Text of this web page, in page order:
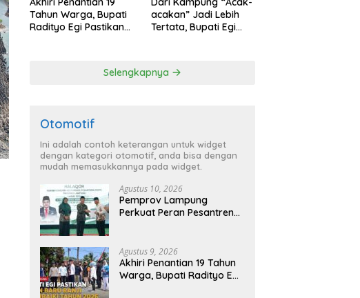
Tahun Warga, Bupati
Radityo Egi Pastikan
acakan” Jadi Lebih
Tertata, Bupati Egi
Selengkapnya
Otomotif
Ini adalah contoh keterangan untuk widget
dengan kategori otomotif, anda bisa dengan
mudah memasukkannya pada widget.
Agustus 10, 2026
Pemprov Lampung
Perkuat Peran Pesantren
Agustus 9, 2026
Akhiri Penantian 19 Tahun
Warga, Bupati Radityo Egi